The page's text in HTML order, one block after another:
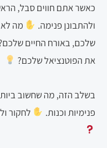
כאשר אתם חווים סבל,
ולהתבונן פנימה.
מה
שלכם, באורח החיים
את הפוטנציאל שלכם?
בשלב הזה, מה שחשוב
פנימיות וכנות.
לחקור